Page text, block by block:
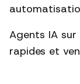
Agents IA sur
rapides et